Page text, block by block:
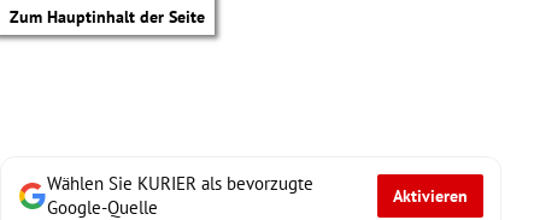
Zum Hauptinhalt der Seite
Wählen Sie KURIER als bevorzugte
Google-Quelle
Aktivieren